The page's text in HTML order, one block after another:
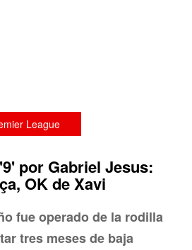
League
por Gabriel Jesus:
OK de Xavi
fue operado de la rodilla
tres meses de baja